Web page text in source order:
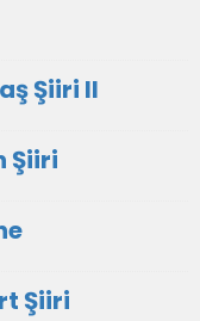
Şiiri II
Şiiri
Şiiri